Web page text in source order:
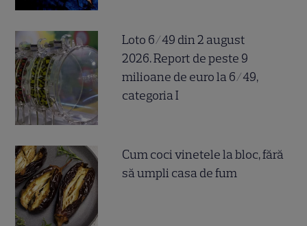
Loto 6/49 din 2 august
2026. Report de peste 9
milioane de euro la 6/49,
categoria I
Cum coci vinetele la bloc, fără
să umpli casa de fum